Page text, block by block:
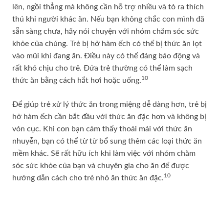
lên, ngồi thẳng mà không cần hỗ trợ nhiều và tỏ ra thích
thú khi người khác ăn. Nếu bạn không chắc con mình đã
sẵn sàng chưa, hãy nói chuyện với nhóm chăm sóc sức
khỏe của chúng. Trẻ bị hở hàm ếch có thể bị thức ăn lọt
vào mũi khi đang ăn. Điều này có thể đáng báo động và
rất khó chịu cho trẻ. Đứa trẻ thường có thể làm sạch
thức ăn bằng cách hắt hơi hoặc uống.10
Để giúp trẻ xử lý thức ăn trong miệng dễ dàng hơn, trẻ bị
hở hàm ếch cần bắt đầu với thức ăn đặc hơn và không bị
vón cục. Khi con bạn cảm thấy thoải mái với thức ăn
nhuyễn, bạn có thể từ từ bổ sung thêm các loại thức ăn
mềm khác. Sẽ rất hữu ích khi làm việc với nhóm chăm
sóc sức khỏe của bạn và chuyên gia cho ăn để được
hướng dẫn cách cho trẻ nhỏ ăn thức ăn đặc.10